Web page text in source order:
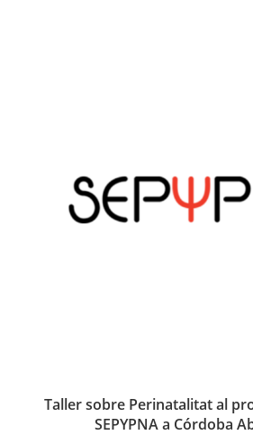
Taller sobre Perinatalitat al
SEPYPNA a Córdoba